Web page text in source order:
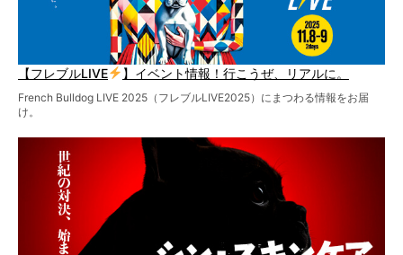
【フレブルLIVE 】イベント情報！行こうぜ、リアルに。
French Bulldog LIVE 2025（フレブルLIVE2025）にまつわる情報をお届
け。